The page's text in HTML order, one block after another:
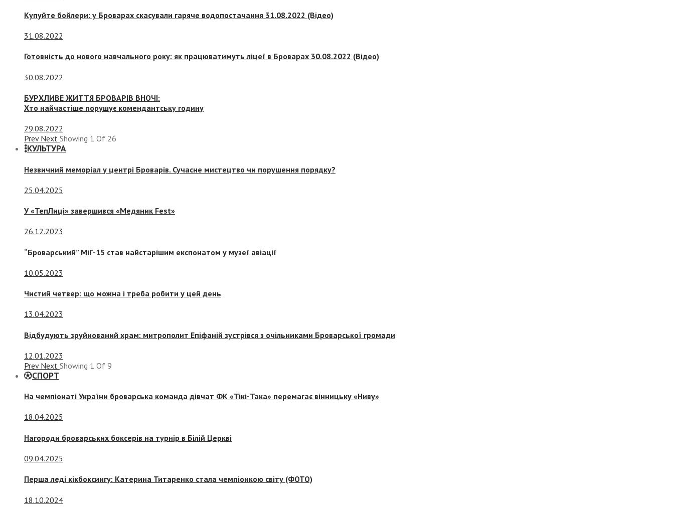
Купуйте бойлери: у Броварах скасували гаряче водопостачання 31.08.2022 (Відео)
31.08.2022
Готовність до нового навчального року: як працюватимуть ліцеї в Броварах 30.08.2022 (Відео)
30.08.2022
БУРХЛИВЕ ЖИТТЯ БРОВАРІВ ВНОЧІ:
Хто найчастіше порушує комендантську годину
29.08.2022
Prev Next Showing 1 Of 26
КУЛЬТУРА
Незвичний меморіал у центрі Броварів. Сучасне мистецтво чи порушення порядку?
25.04.2025
У «ТепЛиці» завершився «Медяник Fest»
26.12.2023
“Броварський” МіГ-15 став найстарішим експонатом у музеї авіації
10.05.2023
Чистий четвер: що можна і треба робити у цей день
13.04.2023
Відбудують зруйнований храм: митрополит Епіфаній зустрівся з очільниками Броварської громади
12.01.2023
Prev Next Showing 1 Of 9
СПОРТ
На чемпіонаті України броварська команда дівчат ФК «Тікі-Така» перемагає вінницьку «Ниву»
18.04.2025
Нагороди броварських боксерів на турнір в Білій Церкві
09.04.2025
Перша леді кікбоксингу: Катерина Титаренко стала чемпіонкою світу (ФОТО)
18.10.2024